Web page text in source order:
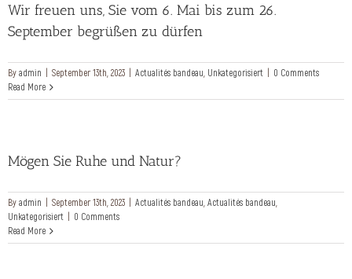
Wir freuen uns, Sie vom 6. Mai bis zum 26.
September begrüßen zu dürfen
By admin September 13th, 2023 Actualités bandeau, Unkategorisiert
0 Comments
Read More
Mögen Sie Ruhe und Natur?
By admin September 13th, 2023 Actualités bandeau, Actualités bandeau,
Unkategorisiert
0 Comments
Read More